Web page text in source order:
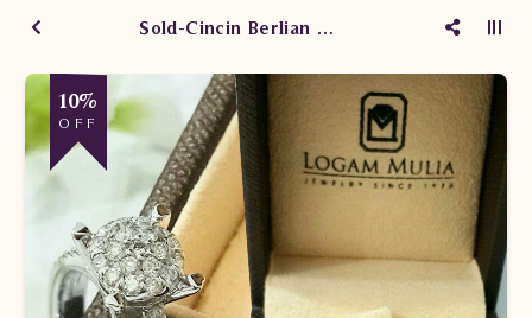
Sold-Cincin Berlian Wanita DVW.RFF8164 sdNE
10%
OFF